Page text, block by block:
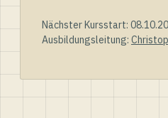
Nächster Kursstart:
Ausbildungsleitung: